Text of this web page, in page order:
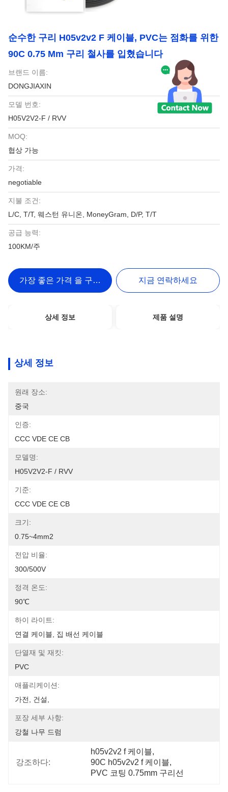
순수한 구리 H05v2v2 F 케이블, PVC는 점화를 위한
90C 0.75 Mm 구리 철사를 입혔습니다
브랜드 이름:
DONGJIAXIN
모델 번호:
H05V2V2-F / RVV
MOQ:
협상 가능
가격:
negotiable
지불 조건:
L/C, T/T, 웨스턴 유니온, MoneyGram, D/P, T/T
공급 능력:
100KM/주
가장 좋은 가격 을 구하라 지금 연락하세요
상세 정보 제품 설명
상세 정보
원래 장소:
중국
인증:
CCC VDE CE CB
모델명:
H05V2V2-F / RVV
기준:
CCC VDE CE CB
크기:
0.75~4mm2
전압 비율:
300/500V
정격 온도:
90℃
하이 라이트:
연결 케이블, 집 배선 케이블
단열재 및 재킷:
PVC
애플리케이션:
가전, 건설,
포장 세부 사항:
강철 나무 드럼
강조하다:
h05v2v2 f 케이블,
90C h05v2v2 f 케이블,
PVC 코팅 0.75mm 구리선